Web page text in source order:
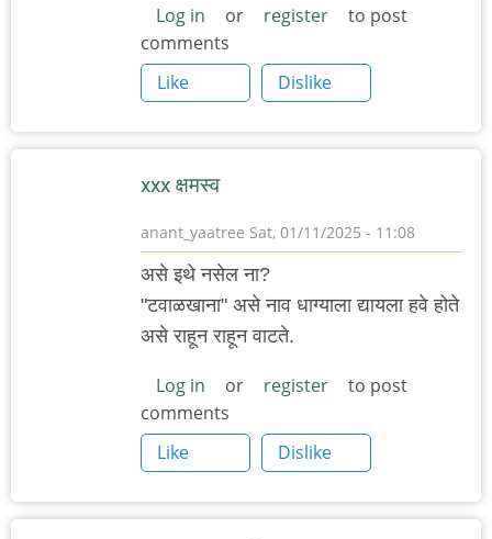
Log in or register
to post
comments
Like
Dislike
xxx क्षमस्व
anant_yaatree Sat, 01/11/2025 - 11:08
असे इथे नसेल ना?
"टवाळखाना" असे नाव धाग्याला द्यायला हवे होते
असे राहून राहून वाटते.
Log in or register
to post
comments
Like
Dislike